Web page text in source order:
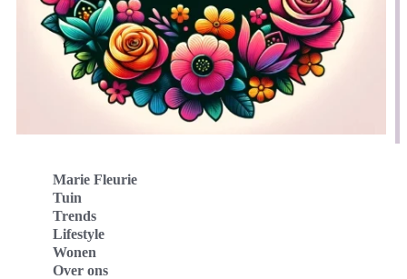
Marie Fleurie
Tuin
Trends
Lifestyle
Wonen
Over ons